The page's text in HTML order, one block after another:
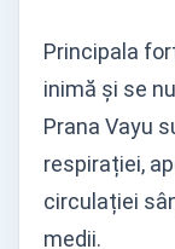
Principala
inimă și se
Prana Vayu
respirației,
circulației
medii.